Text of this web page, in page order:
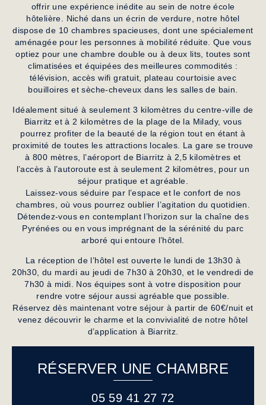
offrir une expérience inédite au sein de notre école
hôtelière. Niché dans un écrin de verdure, notre hôtel
dispose de 10 chambres spacieuses, dont une spécialement
aménagée pour les personnes à mobilité réduite. Que vous
optiez pour une chambre double ou à deux lits, toutes sont
climatisées et équipées des meilleures commodités :
télévision, accès wifi gratuit, plateau courtoisie avec
bouilloires et sèche-cheveux dans les salles de bain.
Idéalement situé à seulement 3 kilomètres du centre-ville de
Biarritzet à 2 kilomètres de la plage de la Milady, vous
pourrez profiter de la beauté de la région tout en étant à
proximité de toutes les attractions locales. La gare se trouve
à 800 mètres, l’aéroport de Biarritz à 2,5 kilomètres et
l’accès à l’autoroute est à seulement 2 kilomètres, pour un
séjour pratique et agréable.
Laissez-vous séduire par l’espace et le confort de nos
chambres, où vous pourrez oublier l’agitation du quotidien.
Détendez-vous en contemplant l’horizon sur la chaîne des
Pyrénées ou en vous imprégnant de la sérénité du parc
arboré qui entoure l’hôtel.
La réception de l’hôtel est ouverte le lundi de 13h30 à
20h30, du mardi au jeudi de 7h30 à 20h30, et le vendredi de
7h30 à midi. Nos équipes sont à votre disposition pour
rendre votre séjour aussi agréable que possible.
Réservez dès maintenant votre séjour à partir de 60€/nuit et
venez découvrir le charme et la convivialité de notre hôtel
d’application à Biarritz.
RÉSERVER UNE CHAMBRE
05 59 41 27 72